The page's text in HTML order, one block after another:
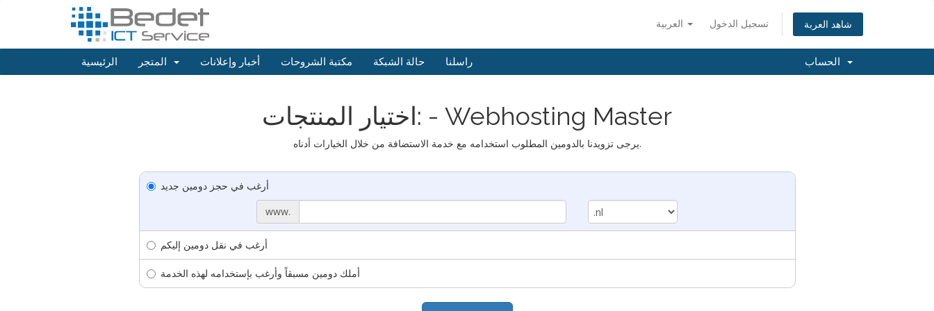
تسجيل الدخول شاهد العربة
الرئيسية أخبار وإعلانات مكتبة الشروحات حالة الشبكة راسلنا
اختيار المنتجات: - Webhosting Master
يرجى تزويدنا بالدومين المطلوب استخدامه مع خدمة الاستضافة من خلال الخيارات أدناه.
أرغب في حجز دومين جديد
www.
أرغب في نقل دومين إليكم
أملك دومين مسبقاً وأرغب بإستخدامه لهذه الخدمة